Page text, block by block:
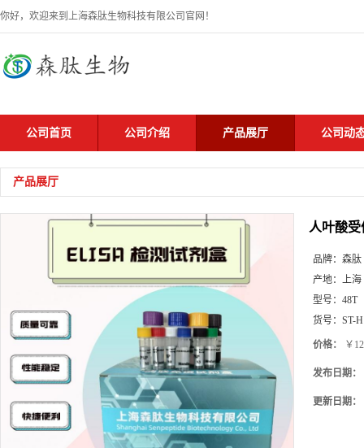
你好，欢迎来到上海森肽生物科技有限公司官网！
公司首页 公司介绍 产品展厅 公司动
产品展厅
人叶酸受
品牌： 森肽
产地： 上海
型号： 48T
货号： ST-
价格： ￥
发布日期：
更新日期：